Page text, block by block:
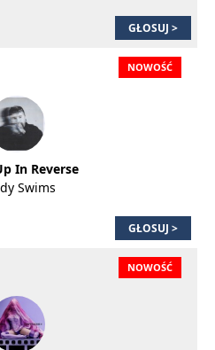
GŁOSUJ >
In Reverse
Swims
GŁOSUJ >